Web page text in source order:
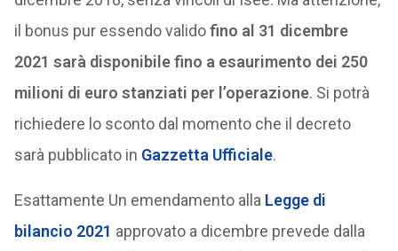
il bonus pur essendo validofino al 31 dicembre
2021 sarà disponibile fino a esaurimento dei 250
milioni di euro stanziati per l’operazione. Si potrà
richiedere lo sconto dal momento che il decreto
sarà pubblicato in Gazzetta Ufficiale.
Esattamente Un emendamento alla Legge di
bilancio 2021 approvato a dicembre prevede dalla